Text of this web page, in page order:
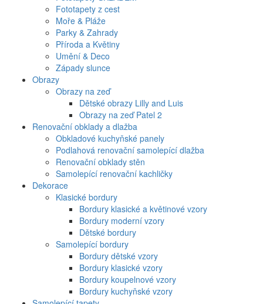
Fototapety z cest
Moře & Pláže
Parky & Zahrady
Příroda a Květiny
Umění & Deco
Západy slunce
Obrazy
Obrazy na zeď
Dětské obrazy Lilly and Luis
Obrazy na zeď Patel 2
Renovační obklady a dlažba
Obkladové kuchyňské panely
Podlahová renovační samolepící dlažba
Renovační obklady stěn
Samolepící renovační kachličky
Dekorace
Klasické bordury
Bordury klasické a květinové vzory
Bordury moderní vzory
Dětské bordury
Samolepící bordury
Bordury dětské vzory
Bordury klasické vzory
Bordury koupelnové vzory
Bordury kuchyňské vzory